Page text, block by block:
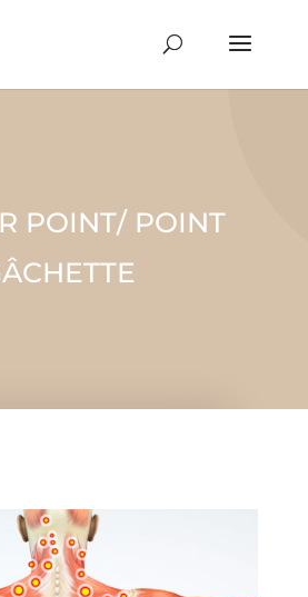
POINT/ POINT